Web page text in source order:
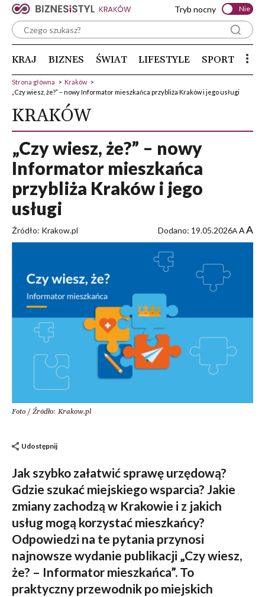
Tryb nocny Nie
KRAJ BIZNES ŚWIAT LIFESTYLE SPORT
Strona główna > Kraków >
„Czy wiesz, że?” – nowy Informator mieszkańca przybliża Kraków i jego usługi
KRAKÓW
„Czy wiesz, że?” – nowy
Informator mieszkańca
przybliża Kraków i jego
usługi
Źródło: Krakow.pl Dodano: 19.05.2026A AA
Foto / Źródło: Krakow.pl
Udostępnij
Jak szybko załatwić sprawę urzędową?
Gdzie szukać miejskiego wsparcia? Jakie
zmiany zachodzą w Krakowie i z jakich
usług mogą korzystać mieszkańcy?
Odpowiedzi na te pytania przynosi
najnowsze wydanie publikacji „Czy wiesz,
że? – Informator mieszkańca”. To
praktyczny przewodnik po miejskich